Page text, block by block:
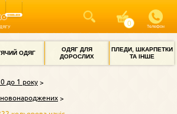
Телефон
ОДЯГ
ОДЯГ ДЛЯ
ДОРОСЛИХ
ПЛЕДИ, ШКАРПЕТКИ
ТА ІНШЕ
до 1 року